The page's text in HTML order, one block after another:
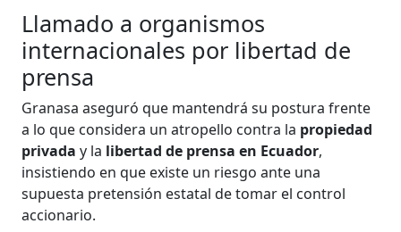
Llamado a organismos
internacionales por libertad de
prensa
Granasa aseguró que mantendrá su postura frente
a lo que considera un atropello contra la propiedad
privada y la libertad de prensa en Ecuador,
insistiendo en que existe un riesgo ante una
supuesta pretensión estatal de tomar el control
accionario.